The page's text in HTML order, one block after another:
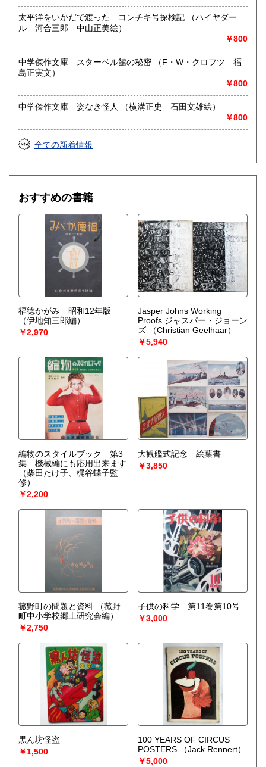
太平洋をいかだで渡った コンチキ号探検記 （ハイヤダー
ル 河合三郎 中山正美絵）
￥800
中学傑作文庫 スターベル館の秘密 （F・W・クロフツ 福
島正実文）
￥800
中学傑作文庫 姿なき怪人 （横溝正史 石田文雄絵）
￥800
全ての新着情報
おすすめの書籍
福徳かがみ 昭和12年版
（伊地知三郎編）
￥2,970
Jasper Johns Working
Proofs ジャスパー・ジョーン
ズ
（Christian Geelhaar）
￥5,940
編物のスタイルブック 第3
集 機械編にも応用出来ます
（柴田たけ子、梶谷蝶子監
修）
￥2,200
大観艦式記念 絵葉書
￥3,850
菰野町の問題と資料
（菰野
町中小学校郷土研究会編）
￥2,750
子供の科学 第11巻第10号
￥3,000
黒ん坊怪盗
￥1,500
100 YEARS OF CIRCUS
POSTERS
（Jack Rennert）
￥5,000